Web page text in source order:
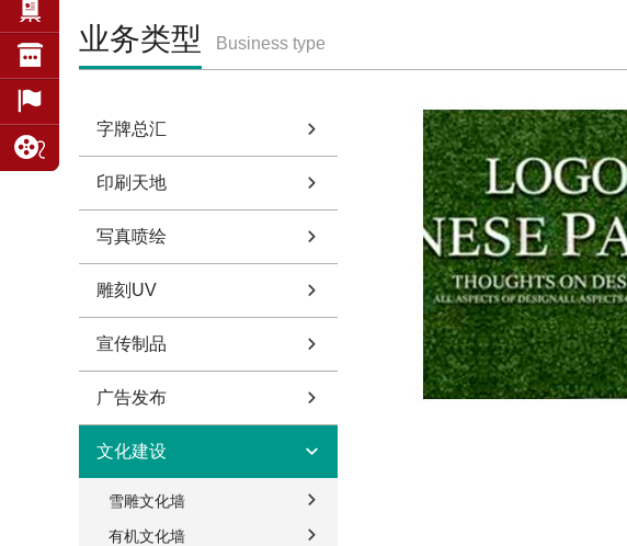
业务类型 Business type
字牌总汇
印刷天地
写真喷绘
雕刻UV
宣传制品
广告发布
文化建设
雪雕文化墙
有机文化墙